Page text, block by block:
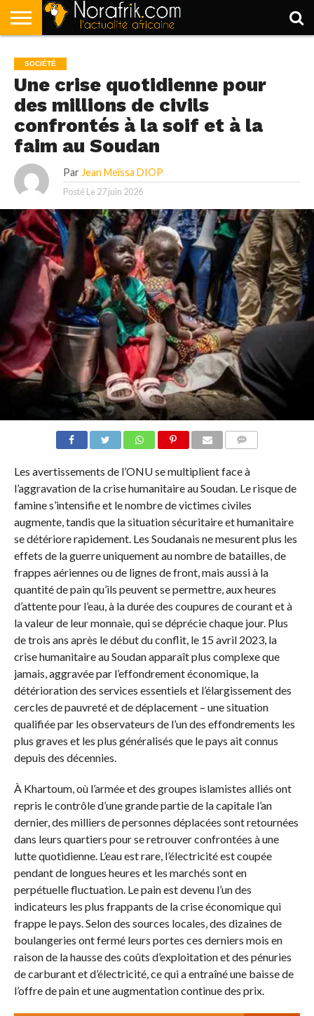
POLITIQUE
SOCIÉTÉ
ECONOMIE
SPORT
LIFESTYLE
SOCIÉTÉ
Une crise quotidienne pour
des millions de civils
confrontés à la soif et à la
faim au Soudan
Par Jean Meïssa DIOP
Posté Le 27 juin 2026
Les avertissements de l’ONU se multiplient face à
l’aggravation de la crise humanitaire au Soudan. Le risque de
famine s’intensifie et le nombre de victimes civiles
augmente, tandis que la situation sécuritaire et humanitaire
se détériore rapidement. Les Soudanais ne mesurent plus les
effets de la guerre uniquement au nombre de batailles, de
frappes aériennes ou de lignes de front, mais aussi à la
quantité de pain qu’ils peuvent se permettre, aux heures
d’attente pour l’eau, à la durée des coupures de courant et à
la valeur de leur monnaie, qui se déprécie chaque jour. Plus
de trois ans après le début du conflit, le 15 avril 2023, la
crise humanitaire au Soudan apparaît plus complexe que
jamais, aggravée par l’effondrement économique, la
détérioration des services essentiels et l’élargissement des
cercles de pauvreté et de déplacement – une situation
qualifiée par les observateurs de l’un des effondrements les
plus graves et les plus généralisés que le pays ait connus
depuis des décennies.
À Khartoum, où l’armée et des groupes islamistes alliés ont
repris le contrôle d’une grande partie de la capitale l’an
dernier, des milliers de personnes déplacées sont retournées
dans leurs quartiers pour se retrouver confrontées à une
lutte quotidienne. L’eau est rare, l’électricité est coupée
pendant de longues heures et les marchés sont en
perpétuelle fluctuation. Le pain est devenu l’un des
indicateurs les plus frappants de la crise économique qui
frappe le pays. Selon des sources locales, des dizaines de
boulangeries ont fermé leurs portes ces derniers mois en
raison de la hausse des coûts d’exploitation et des pénuries
de carburant et d’électricité, ce qui a entraîné une baisse de
l’offre de pain et une augmentation continue des prix.